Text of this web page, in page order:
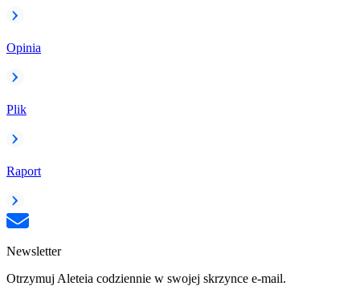
Opinia
Plik
Raport
Newsletter
Otrzymuj Aleteia codziennie w swojej skrzynce e-mail.